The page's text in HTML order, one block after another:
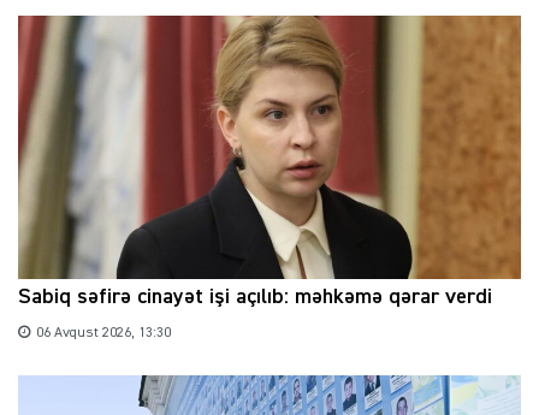
Sabiq səfirə cinayət işi açılıb: məhkəmə qərar verdi
06 Avqust 2026, 13:30